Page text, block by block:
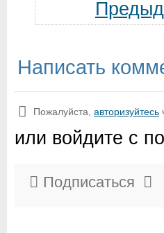
Написать
Пожалуйста, авторизуйтесь
или войдите с
Подписаться